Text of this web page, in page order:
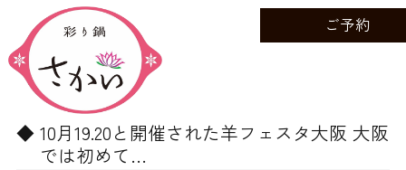
ご予約
10月19.20と開催された羊フェスタ大阪 大阪
では初めて…